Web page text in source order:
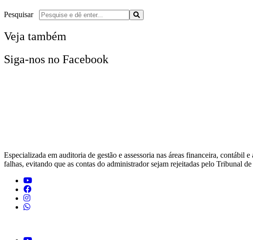
Pesquisar
Veja também
Siga-nos no Facebook
Especializada em auditoria de gestão e assessoria nas áreas financeira,
falhas, evitando que as contas do administrador sejam rejeitadas pelo Tribunal